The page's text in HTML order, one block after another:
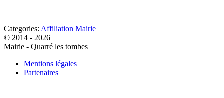
Categories: Affiliation Mairie
© 2014 - 2026
Mairie - Quarré les tombes
Mentions légales
Partenaires